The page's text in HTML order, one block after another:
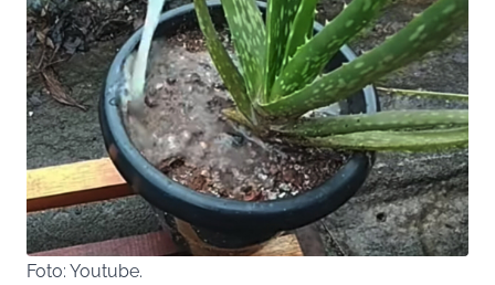
Foto: Youtube.